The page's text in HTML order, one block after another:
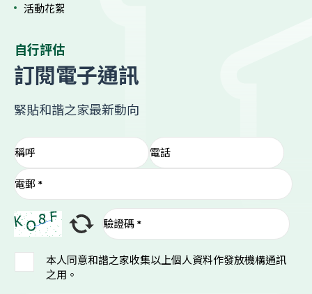
活動花絮
自行評估
訂閱電子通訊
緊貼和諧之家最新動向
本人同意和諧之家收集以上個人資料作發放機構通訊
之用。